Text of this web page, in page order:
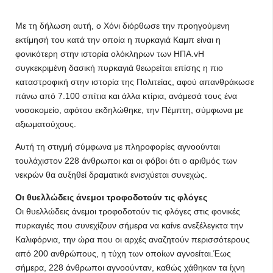
Με τη δήλωση αυτή, ο Χόνι διόρθωσε την προηγούμενη
εκτίμησή του κατά την οποία η πυρκαγιά Καμπ είναι η
φονικότερη στην ιστορία ολόκληρων των ΗΠΑ.vΗ
συγκεκριμένη δασική πυρκαγιά θεωρείται επίσης η πιο
καταστροφική στην ιστορία της Πολιτείας, αφού απανθράκωσε
πάνω από 7.100 σπίτια και άλλα κτίρια, ανάμεσά τους ένα
νοσοκομείο, αφότου εκδηλώθηκε, την Πέμπτη, σύμφωνα με
αξιωματούχους.
Αυτή τη στιγμή σύμφωνα με πληροφορίες αγνοούνται
τουλάχιστον 228 άνθρωποι και οι φόβοι ότι ο αριθμός των
νεκρών θα αυξηθεί δραματικά ενισχύεται συνεχώς.
Οι θυελλώδεις άνεμοι τροφοδοτούν τις φλόγες
Οι θυελλώδεις άνεμοι τροφοδοτούν τις φλόγες στις φονικές
πυρκαγιές που συνεχίζουν σήμερα να καίνε ανεξέλεγκτα την
Καλιφόρνια, την ώρα που οι αρχές αναζητούν περισσότερους
από 200 ανθρώπους, η τύχη των οποίων αγνοείται.Έως
σήμερα, 228 άνθρωποι αγνοούνταν, καθώς χάθηκαν τα ίχνη